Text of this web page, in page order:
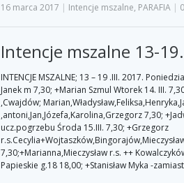
16 marca 2017 | Intencje mszalne, PARAFIA |
Intencje mszalne 13-
INTENCJE MSZALNE; 13 – 19 .III. 2017.
Janek m 7,30; +Marian Szmul Wtorek 14. III.
,Cwajdów;
,antoni,Jan,Józefa,Karolina,Grzegorz 7,30;
ucz.pogrzebu Środa 15.III. 7,30; +Grzegorz
7,30;+Marianna,Mieczysław r.s. ++
Papieskie g.18 18,00; +Stanisław Myka -